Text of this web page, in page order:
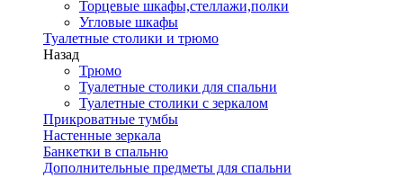
Торцевые шкафы,стеллажи,полки
Угловые шкафы
Туалетные столики и трюмо
Назад
Трюмо
Туалетные столики для спальни
Туалетные столики с зеркалом
Прикроватные тумбы
Настенные зеркала
Банкетки в спальню
Дополнительные предметы для спальни